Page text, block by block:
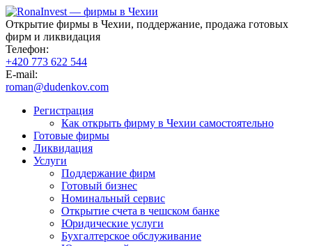
Открытие фирмы в Чехии, поддержание, продажа готовых
фирм и ликвидация
Телефон:
+420 773 622 544
E-mail:
roman@dudenkov.com
Регистрация
Как открыть фирму в Чехии самостоятельно
Готовые фирмы
Ликвидация
Услуги
Поддержание фирм
Готовый бизнес
Номинальный сервис
Открытие счета в чешском банке
Юридические услуги
Бухгалтерское обслуживание